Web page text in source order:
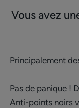
Vous avez
Principalement
Pas de panique !
Anti-points noirs